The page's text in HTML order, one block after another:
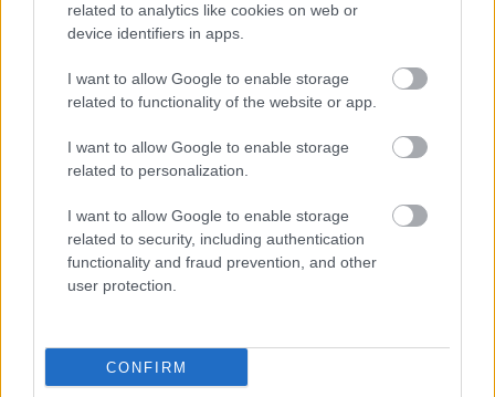
related to analytics like cookies on web or
device identifiers in apps.
I want to allow Google to enable storage
related to functionality of the website or app.
I want to allow Google to enable storage
related to personalization.
I want to allow Google to enable storage
related to security, including authentication
functionality and fraud prevention, and other
user protection.
CONFIRM